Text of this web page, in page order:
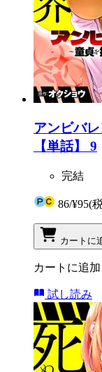
アンビバ
【単話】 9
完結
86/¥95(
カートに
カートに追
試し読み